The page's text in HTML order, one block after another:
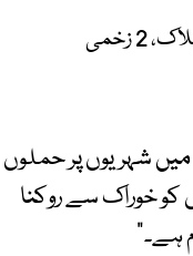
شہریوں پر حملوں
کو خوراک سے روکنا
ہے۔"